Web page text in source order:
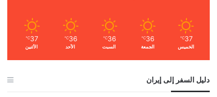
37
℃
الخميس
36
℃
الجمعة
36
℃
السبت
36
℃
الأحد
37
℃
الأثنين
دليل السفر إلى إيران